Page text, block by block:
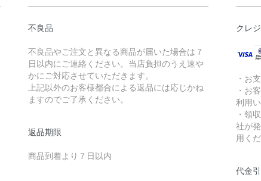
不良品
不良品やご注文と異なる商品が届いた場合は７
日以内にご連絡ください。当店負担のうえ速や
かにご対応させていただきます。
上記以外のお客様都合による返品には応じかね
ますのでご了承ください。
返品期限
商品到着より７日以内
クレ
・お
・お
利用
・領
社が
用く
代金